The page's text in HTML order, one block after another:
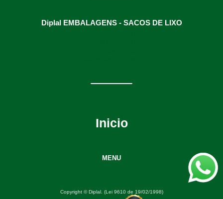
Diplal EMBALAGENS - SACOS DE LIXO
Inicio
MENU
Copyright © Diplal. (Lei 9610 de 19/02/1998)